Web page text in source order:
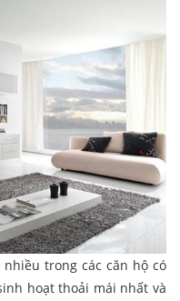
trong các căn hộ có
hoạt thoải mái nhất và